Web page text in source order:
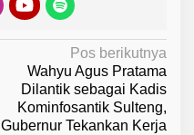
Pos berikutnya
Wahyu Agus Pratama
Dilantik sebagai Kadis
Kominfosantik Sulteng,
Gubernur Tekankan Kerja